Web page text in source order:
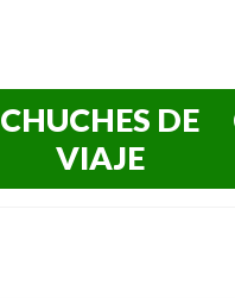
CHUCHES DE
VIAJE